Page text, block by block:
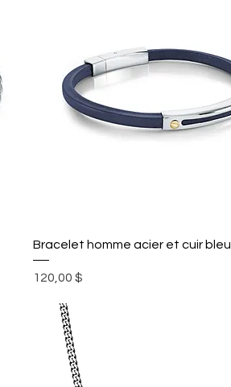
Bracelet homme acier et cuir bleu
Prix
120,00 $